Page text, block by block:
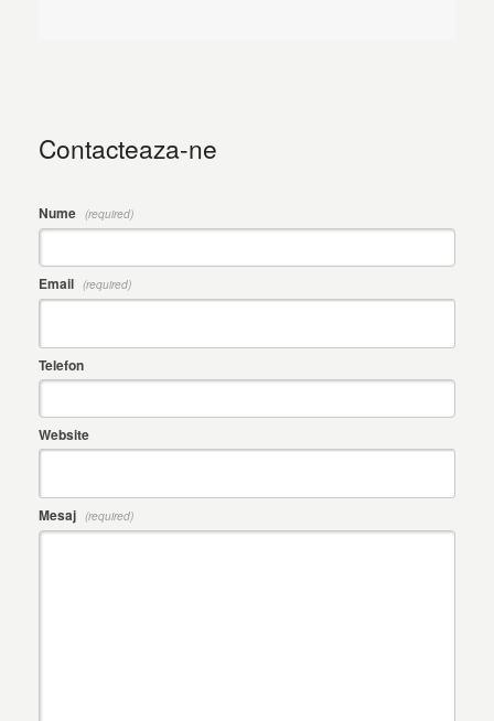
Contacteaza-ne
Nume (required)
Email (required)
Telefon
Website
Mesaj (required)